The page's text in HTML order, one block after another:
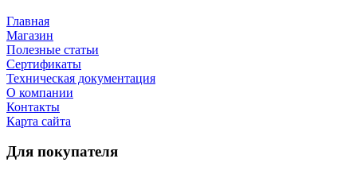
Главная
Магазин
Полезные статьи
Сертификаты
Техническая документация
О компании
Контакты
Карта сайта
Для покупателя